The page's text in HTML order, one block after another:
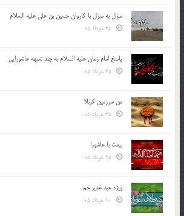
منزل به منزل با کاروان حسین بن علی علیه السلام
پاسخ امام زمان علیه السلام به چند شبهه عاشورایی
من سرزمین کربلا
بیعت با عاشورا
ویژه عید غدیر خم